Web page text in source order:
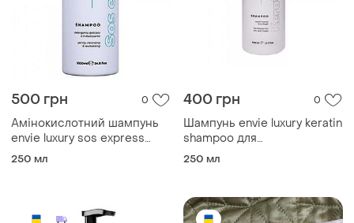
500 грн 0
Амінокислотний шампунь
envie luxury sos express
mask для миттєвого
250 мл
400 грн 0
Шампунь envie luxury keratin
shampoo для
пошкодженого волосся з
250 мл